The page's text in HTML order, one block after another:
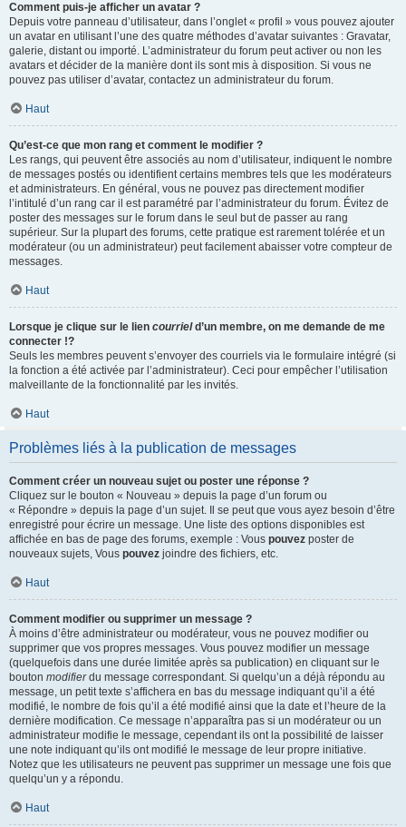
Comment puis-je afficher un avatar ?
Depuis votre panneau d’utilisateur, dans l’onglet « profil » vous pouvez ajouter
un avatar en utilisant l’une des quatre méthodes d’avatar suivantes : Gravatar,
galerie, distant ou importé. L’administrateur du forum peut activer ou non les
avatars et décider de la manière dont ils sont mis à disposition. Si vous ne
pouvez pas utiliser d’avatar, contactez un administrateur du forum.
Haut
Qu’est-ce que mon rang et comment le modifier ?
Les rangs, qui peuvent être associés au nom d’utilisateur, indiquent le nombre
de messages postés ou identifient certains membres tels que les modérateurs
et administrateurs. En général, vous ne pouvez pas directement modifier
l’intitulé d’un rang car il est paramétré par l’administrateur du forum. Évitez de
poster des messages sur le forum dans le seul but de passer au rang
supérieur. Sur la plupart des forums, cette pratique est rarement tolérée et un
modérateur (ou un administrateur) peut facilement abaisser votre compteur de
messages.
Haut
Lorsque je clique sur le lien courrield’un membre, on me demande de me
connecter !?
Seuls les membres peuvent s’envoyer des courriels via le formulaire intégré (si
la fonction a été activée par l’administrateur). Ceci pour empêcher l’utilisation
malveillante de la fonctionnalité par les invités.
Haut
Problèmes liés à la publication de messages
Comment créer un nouveau sujet ou poster une réponse ?
Cliquez sur le bouton « Nouveau » depuis la page d’un forum ou
« Répondre » depuis la page d’un sujet. Il se peut que vous ayez besoin d’être
enregistré pour écrire un message. Une liste des options disponibles est
affichée en bas de page des forums, exemple : Vous pouvez poster de
nouveaux sujets, Vous pouvez joindre des fichiers, etc.
Haut
Comment modifier ou supprimer un message ?
À moins d’être administrateur ou modérateur, vous ne pouvez modifier ou
supprimer que vos propres messages. Vous pouvez modifier un message
(quelquefois dans une durée limitée après sa publication) en cliquant sur le
bouton modifierdu message correspondant. Si quelqu’un a déjà répondu au
message, un petit texte s’affichera en bas du message indiquant qu’il a été
modifié, le nombre de fois qu’il a été modifié ainsi que la date et l’heure de la
dernière modification. Ce message n’apparaîtra pas si un modérateur ou un
administrateur modifie le message, cependant ils ont la possibilité de laisser
une note indiquant qu’ils ont modifié le message de leur propre initiative.
Notez que les utilisateurs ne peuvent pas supprimer un message une fois que
quelqu’un y a répondu.
Haut